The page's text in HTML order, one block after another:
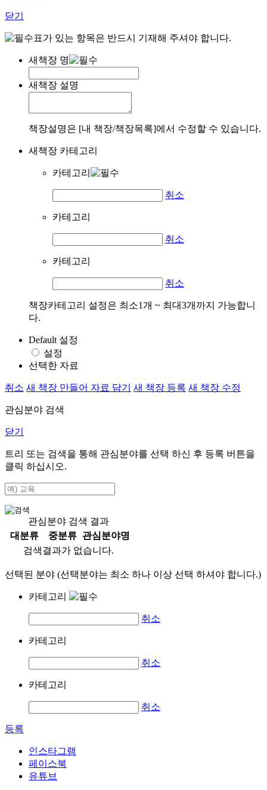
닫기
표가 있는 항목은 반드시 기재해 주셔야 합니다.
새책장 명
새책장 설명
책장설명은 [내 책장/책장목록]에서 수정할 수 있습니다.
새책장 카테고리
카테고리
취소
카테고리
취소
카테고리
취소
책장카테고리 설정은 최소1개 ~ 최대3개까지 가능합니
다.
Default 설정
설정
선택한 자료
취소 새 책장 만들어 자료 담기 새 책장 등록 새 책장 수정
관심분야 검색
닫기
트리 또는 검색을 통해 관심분야를 선택 하신 후 등록 버튼을
클릭 하십시오.
관심분야 검색 결과
대분류
중분류
관심분야명
검색결과가 없습니다.
선택된 분야 (선택분야는 최소 하나 이상 선택 하셔야 합니다.)
카테고리
취소
카테고리
취소
카테고리
취소
등록
인스타그램
페이스북
유튜브